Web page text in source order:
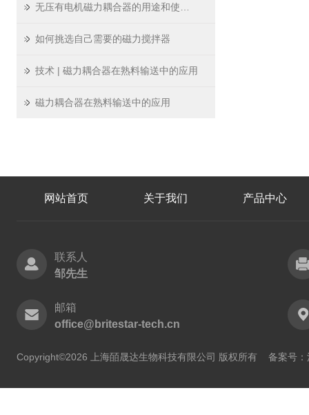
如何挑选自己需要的磁力搅拌器
技术 | 磁力耦合器在熟料输送中的应用
磁力耦合器在熟料输送中的应用
网站首页 关于我们 产品中心
联系人
邹先生
邮箱
office@britestar-tech.cn
Copyright©2026 上海皕晟达生物科技有限公司 版权所有 备案号